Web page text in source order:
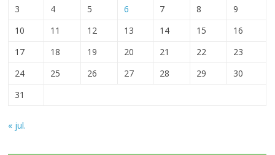
3
4 5 6 7 8
9
10
11 12 13 14 15
16
17
18 19 20 21 22
23
24
25 26 27 28 29
30
31
« jul.